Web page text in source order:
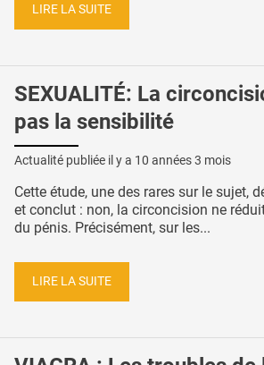
LIRE LA SUITE
SEXUALITÉ: La
pas la sensibilité
Actualité publiée il y a 10 années 3 mois
Cette étude, une des rares sur le sujet,
et conclut : non, la circoncision ne
du pénis. Précisément, sur les...
LIRE LA SUITE